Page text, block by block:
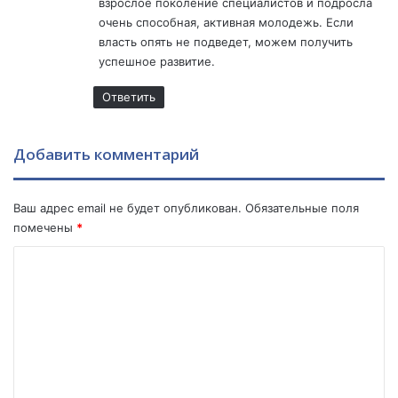
очень способная, активная молодежь. Если
власть опять не подведет, можем получить
успешное развитие.
Ответить
Добавить комментарий
Ваш адрес email не будет опубликован. Обязательные поля
помечены *